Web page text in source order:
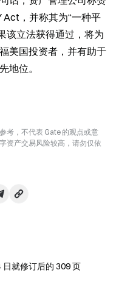
Act，并称其为“一种平
该立法获得通过，将为
美国投资者，并有助于
地位。
考，不代表 Gate 的观点或意
资产交易风险较高，请勿仅依
就修订后的 309 页